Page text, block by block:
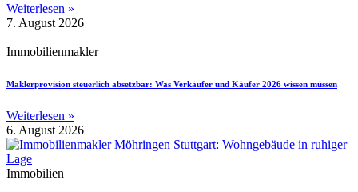
Weiterlesen »
7. August 2026
Immobilienmakler
Maklerprovision steuerlich absetzbar: Was Verkäufer und Käufer 2026 wissen müssen
Weiterlesen »
6. August 2026
Immobilien